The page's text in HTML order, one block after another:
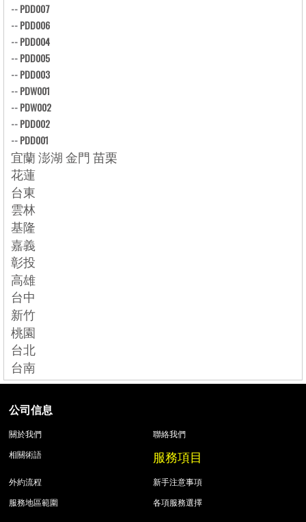
--PDD007
--PDD006
--PDD004
--PDD005
--PDD003
--PDW001
--PDW002
--PDD002
--PDD001
宜蘭 澎湖 金門 苗栗
花蓮
台東
雲林
基隆
嘉義
彰投
高雄
台中
新竹
桃園
台北
台南
公司信息
關於我們
聯絡我們
相關術語
服務項目
外約流程
新手注意事項
服務地區範圍
各項服務選擇